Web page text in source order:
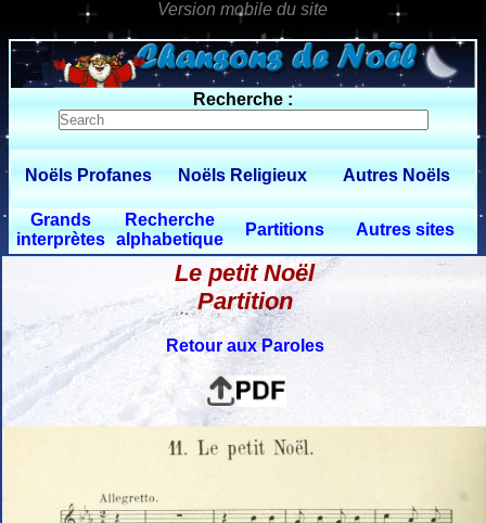
0 $limitbot 1 $limittot 2
Recherche :
Noëls Profanes Noëls Religieux Autres Noëls
Grands
interprètes
Recherche
alphabetique
Partitions Autres sites
Le petit Noël
Partition
Retour aux Paroles